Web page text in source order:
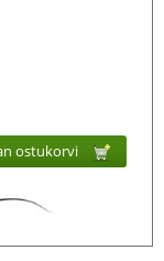
ostukorvi